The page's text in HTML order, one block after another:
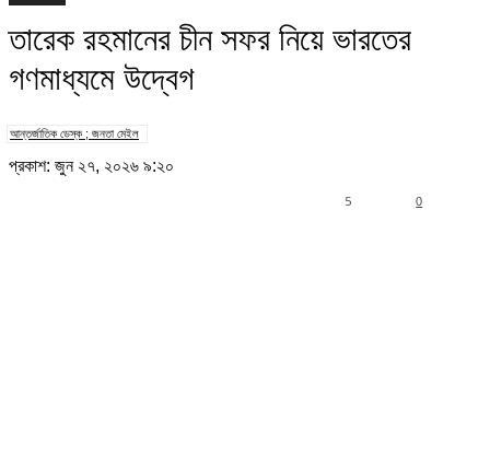
তারেক রহমানের চীন সফর নিয়ে ভারতের
গণমাধ্যমে উদ্বেগ
আন্তর্জাতিক ডেস্ক ; জনতা মেইল
প্রকাশ: জুন ২৭, ২০২৬ ৯:২০
0
5